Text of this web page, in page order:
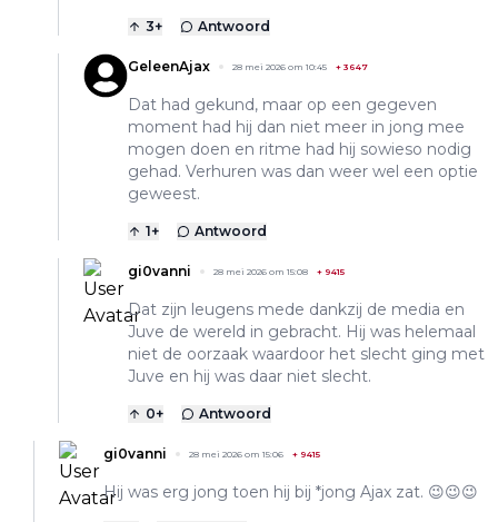
3+ Antwoord
GeleenAjax 28 mei 2026 om 10:45 + 3647
Dat had gekund, maar op een gegeven
moment had hij dan niet meer in jong mee
mogen doen en ritme had hij sowieso nodig
gehad. Verhuren was dan weer wel een optie
geweest.
1+ Antwoord
gi0vanni 28 mei 2026 om 15:08 + 9415
Dat zijn leugens mede dankzij de media en
Juve de wereld in gebracht. Hij was helemaal
niet de oorzaak waardoor het slecht ging met
Juve en hij was daar niet slecht.
0+ Antwoord
gi0vanni 28 mei 2026 om 15:06 + 9415
Hij was erg jong toen hij bij *jong Ajax zat. 😉😉😉